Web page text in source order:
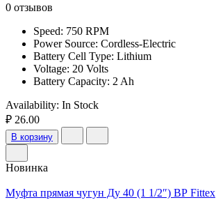
0 отзывов
Speed: 750 RPM
Power Source: Cordless-Electric
Battery Cell Type: Lithium
Voltage: 20 Volts
Battery Capacity: 2 Ah
Availability: In Stock
₽ 26.00
В корзину
Новинка
Муфта прямая чугун Ду 40 (1 1/2″) ВР Fittex